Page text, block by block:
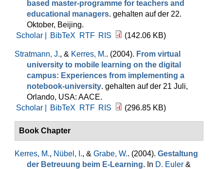
based master-programme for teachers and
educational managers. gehalten auf der 22.
Oktober, Beijing.
Scholar |
BibTeX RTF RIS (142.06 KB)
Stratmann, J., & Kerres, M.. (2004). From virtual
university to mobile learning on the digital
campus: Experiences from implementing a
notebook-university. gehalten auf der 21 Juli,
Orlando, USA: AACE.
Scholar |
BibTeX RTF RIS (296.85 KB)
Book Chapter
Kerres, M., Nübel, I., & Grabe, W.. (2004). Gestaltung
der Betreuung beim E-Learning. In D. Euler &